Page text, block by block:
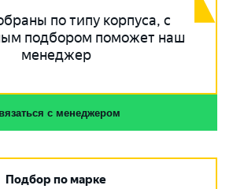
по типу корпуса, с
подбором поможет наш
менеджер
с менеджером
Подбор по марке